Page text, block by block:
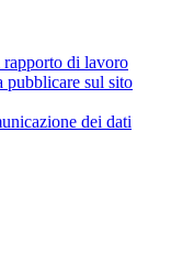
di lavoro
pubblicare sul sito
dei dati